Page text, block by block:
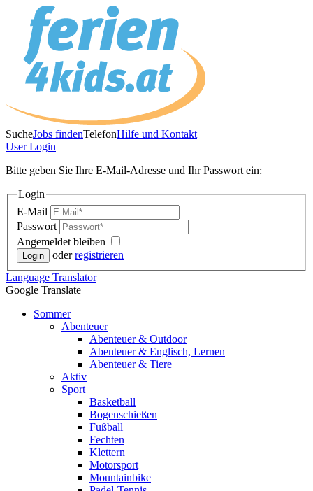
SucheJobs findenTelefonHilfe und Kontakt
UserLogin
Bitte geben Sie Ihre E-Mail-Adresse und Ihr Passwort ein:
Login
E-Mail
Passwort
Angemeldet bleiben
oderregistrieren
Language Translator
Google Translate
Sommer
Abenteuer
Abenteuer & Outdoor
Abenteuer & Englisch, Lernen
Abenteuer & Tiere
Aktiv
Sport
Basketball
Bogenschießen
Fußball
Fechten
Klettern
Motorsport
Mountainbike